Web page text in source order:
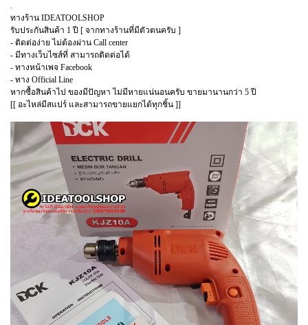
ทางร้าน IDEATOOLSHOP
รับประกันสินค้า 1 ปี [ จากทางร้านที่มีตัวตนครับ ]
- ติดต่อง่าย ไม่ต้องผ่าน Call center
- มีทางเว็บไซส์ที่ สามารถติดต่อได้
- ทางหน้าเพจ Facebook
- ทาง Official Line
หากซื้อสินค้าไป ของมีปัญหา ไม่มีหายแน่นอนครับ ขายมานานกว่า 5 ปี
[[ อะไหล่มีสแปร์ และสามารถขายแยกได้ทุกชิ้น ]]